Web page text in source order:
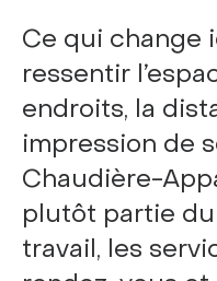
Ce qui change
ressentir
endroits, la
impression de
Chaudière-
plutôt partie
travail, les